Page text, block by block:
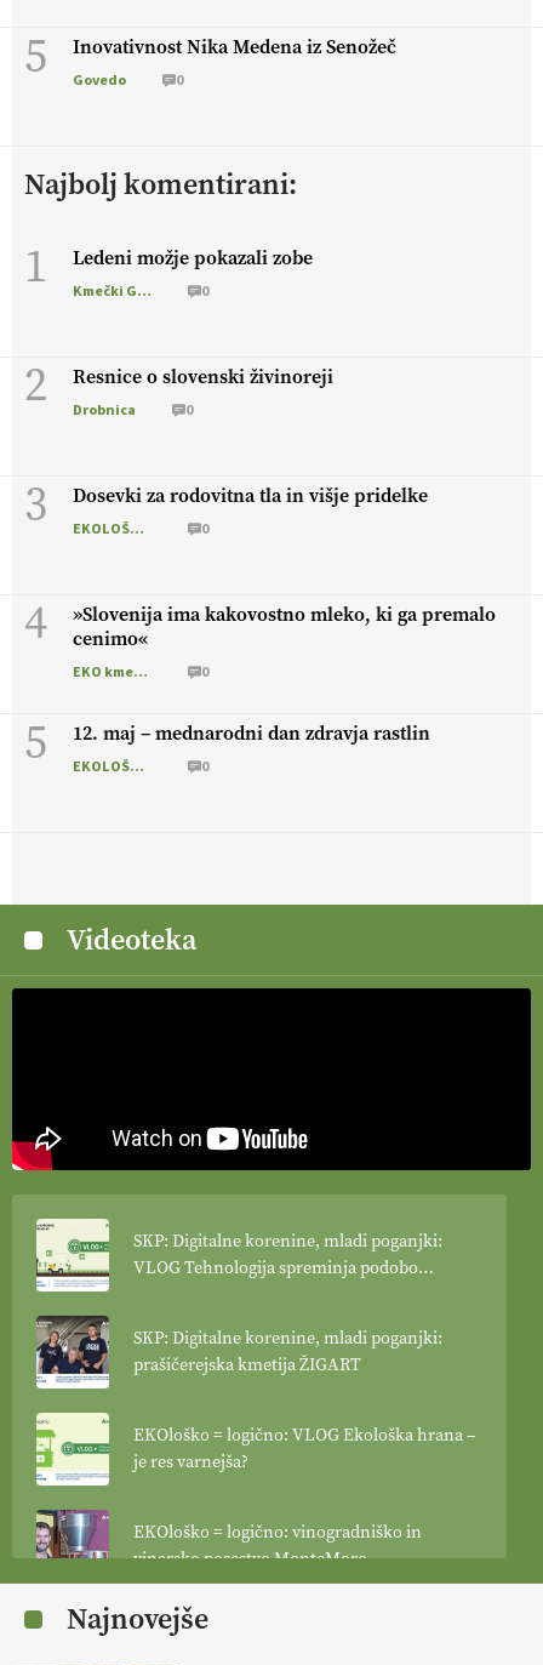
5 Inovativnost Nika Medena iz Senožeč
Govedo 0
Najbolj komentirani:
1 Ledeni možje pokazali zobe
Kmečki Glas 0
2 Resnice o slovenski živinoreji
Drobnica 0
3 Dosevki za rodovitna tla in višje pridelke
EKOLOŠKO LOGIČNO 0
4
»Slovenija ima kakovostno mleko, ki ga premalo
cenimo«
EKO kmetijstvo 0
5 12. maj – mednarodni dan zdravja rastlin
EKOLOŠKO LOGIČNO 0
Videoteka
SKP: Digitalne korenine, mladi poganjki:
VLOG Tehnologija spreminja podobo
SKP: Digitalne korenine, mladi poganjki:
prašičerejska kmetija ŽIGART
EKOloško = logično: VLOG Ekološka hrana –
je res varnejša?
EKOloško = logično: vinogradniško in
vinarsko posestvo MonteMoro
EKOloško = logično: ekološka kmetija
Najnovejše